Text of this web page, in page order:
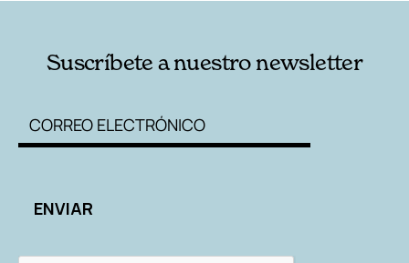
Suscríbete a nuestro newsletter